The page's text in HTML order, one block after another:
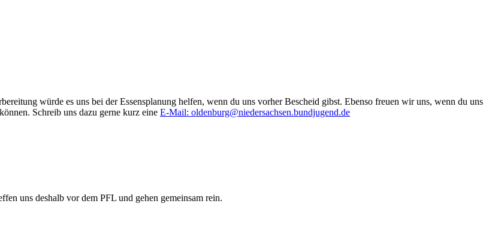
würde es uns bei der Essensplanung helfen, wenn du uns vorher Bescheid gibst. Ebenso freuen wir uns, wenn du uns
Schreib uns dazu gerne kurz eine E-Mail: oldenburg@niedersachsen.bundjugend.de
uns deshalb vor dem PFL und gehen gemeinsam rein.